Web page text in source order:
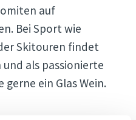
auf
Bei Sport wie
Skitouren findet
und als passionierte
ein Glas Wein.